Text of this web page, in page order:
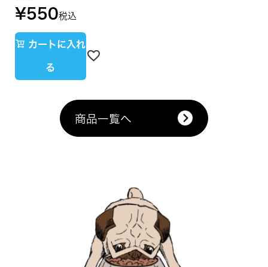
¥550税込
カートに入れ
る
商品一覧へ